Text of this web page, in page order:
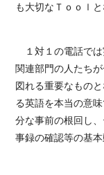
も大切なＴｏｏｌと
１対１の電話で
関連部門の人たち
図れる重要なもの
る英語を本当の意
分な事前の根回し
事録の確認等の基